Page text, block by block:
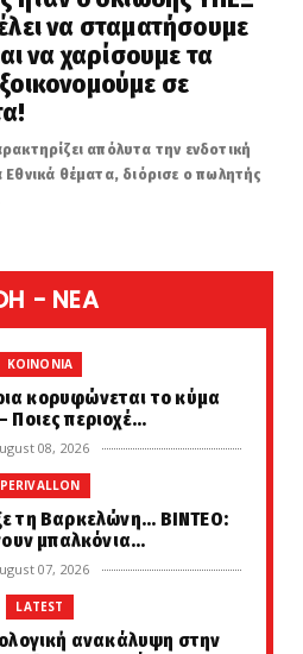
να σταματήσουμε
να χαρίσουμε τα
σε
απόλυτα την ενδοτική
θέματα, διόρισε ο πωλητής
- NEA
KOINONIA
κορυφώνεται το κύμα
Ποιες περιοχέ...
08, 2026
PERIVALLON
τη Βαρκελώνη... ΒΙΝΤΕΟ:
μπαλκόνια...
07, 2026
LATEST
ανακάλυψη στην